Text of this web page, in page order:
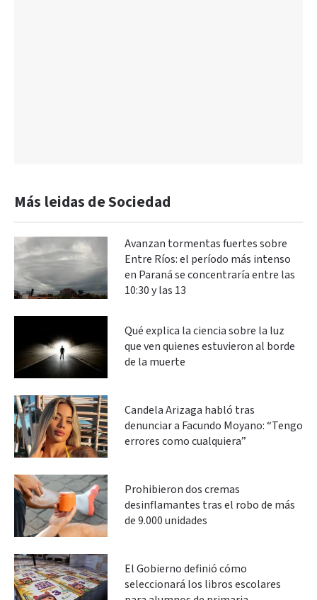
Más leidas de Sociedad
Avanzan tormentas fuertes sobre
Entre Ríos: el período más intenso
en Paraná se concentraría entre las
10:30 y las 13
Qué explica la ciencia sobre la luz
que ven quienes estuvieron al borde
de la muerte
Candela Arizaga habló tras
denunciar a Facundo Moyano: “Tengo
errores como cualquiera”
Prohibieron dos cremas
desinflamantes tras el robo de más
de 9.000 unidades
El Gobierno definió cómo
seleccionará los libros escolares